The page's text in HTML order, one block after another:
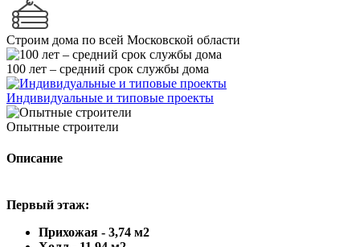
Строим дома по всей Московской области
100 лет – средний срок службы дома
Индивидуальные и типовые проекты
Опытные строители
Описание
Первый этаж:
Прихожая - 3,74 м2